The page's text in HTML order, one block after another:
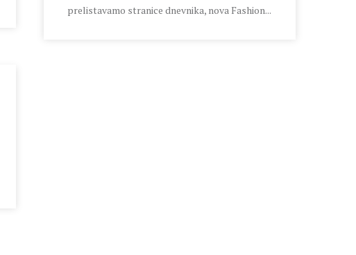
prelistavamo stranice dnevnika, nova Fashion...